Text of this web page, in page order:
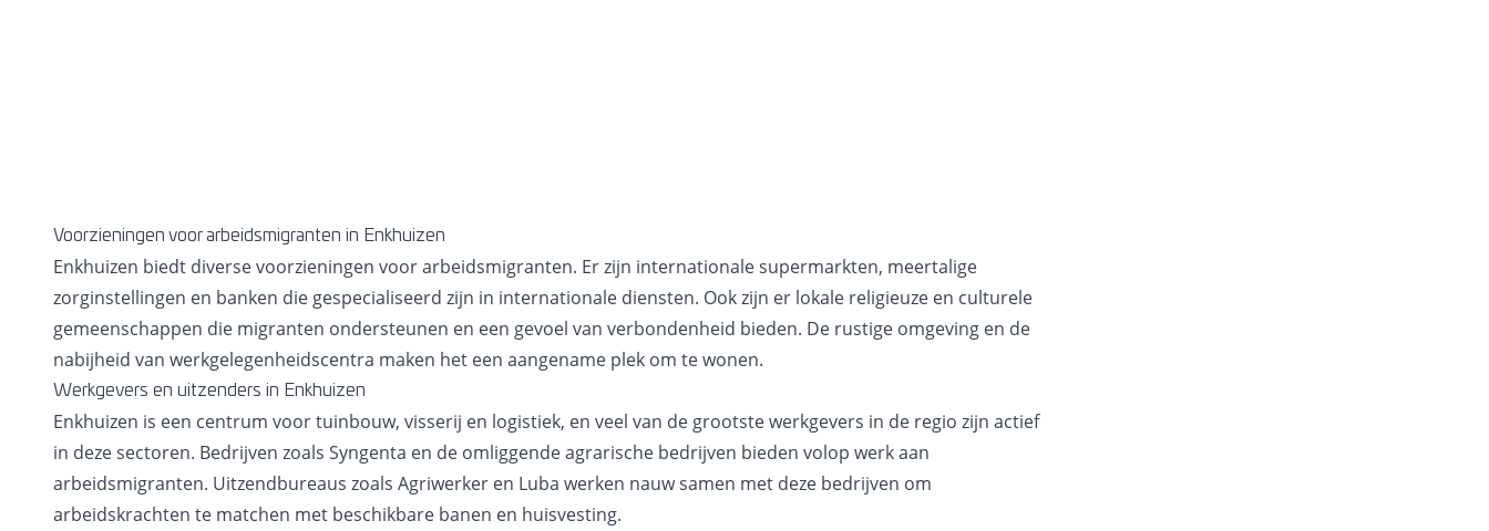
Voorzieningen voor arbeidsmigranten in Enkhuizen
Enkhuizen biedt diverse voorzieningen voor arbeidsmigranten. Er zijn internationale supermarkten, meertalige
zorginstellingen en banken die gespecialiseerd zijn in internationale diensten. Ook zijn er lokale religieuze en culturele
gemeenschappen die migranten ondersteunen en een gevoel van verbondenheid bieden. De rustige omgeving en de
nabijheid van werkgelegenheidscentra maken het een aangename plek om te wonen.
Werkgevers en uitzenders in Enkhuizen
Enkhuizen is een centrum voor tuinbouw, visserij en logistiek, en veel van de grootste werkgevers in de regio zijn actief
in deze sectoren. Bedrijven zoals Syngenta en de omliggende agrarische bedrijven bieden volop werk aan
arbeidsmigranten. Uitzendbureaus zoals Agriwerker en Luba werken nauw samen met deze bedrijven om
arbeidskrachten te matchen met beschikbare banen en huisvesting.